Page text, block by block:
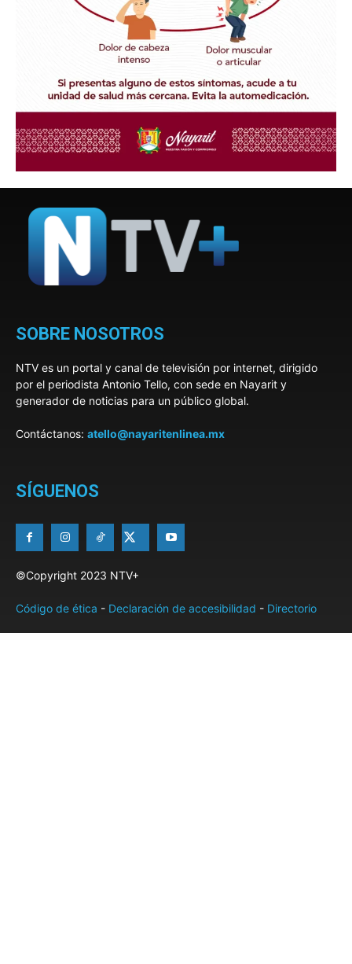
SOBRE NOSOTROS
NTV es un portal y canal de televisión por internet, dirigido
por el periodista Antonio Tello, con sede en Nayarit y
generador de noticias para un público global.
Contáctanos: atello@nayaritenlinea.mx
SÍGUENOS
©Copyright 2023 NTV+
Código de ética - Declaración de accesibilidad - Directorio